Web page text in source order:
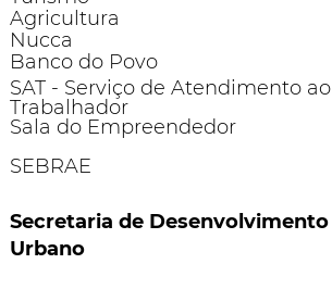
Agricultura
Nucca
Banco do Povo
SAT - Serviço de Atendimento ao
Trabalhador
Sala do Empreendedor
SEBRAE
Secretaria de Desenvolvimento
Urbano